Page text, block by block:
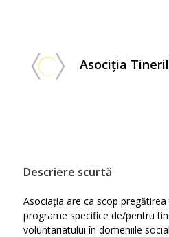
Asociția
Descriere scurtă
Asociația are ca scop
programe specifice de/pentru
voluntariatului în domeniile